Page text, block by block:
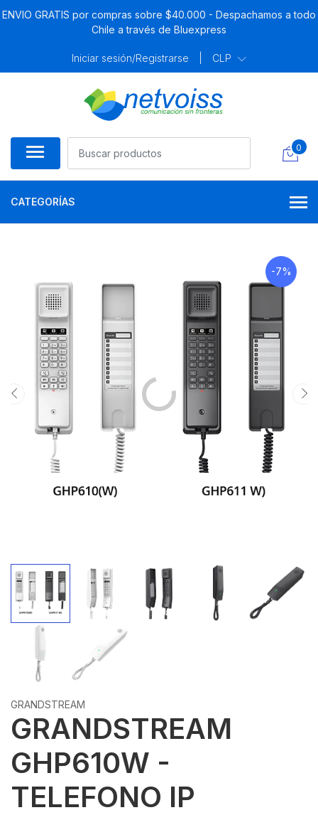
ENVIO GRATIS por compras sobre $40.000 - Despachamos a todo
Chile a través de Bluexpress
Iniciar sesión/Registrarse CLP
0
CATEGORÍAS
-7%
GRANDSTREAM
GRANDSTREAM
GHP610W -
TELEFONO IP